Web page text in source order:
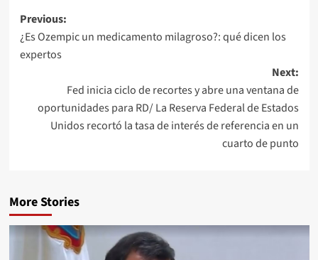
Previous:
¿Es Ozempic un medicamento milagroso?: qué dicen los
expertos
Next:
Fed inicia ciclo de recortes y abre una ventana de
oportunidades para RD/ La Reserva Federal de Estados
Unidos recortó la tasa de interés de referencia en un
cuarto de punto
More Stories